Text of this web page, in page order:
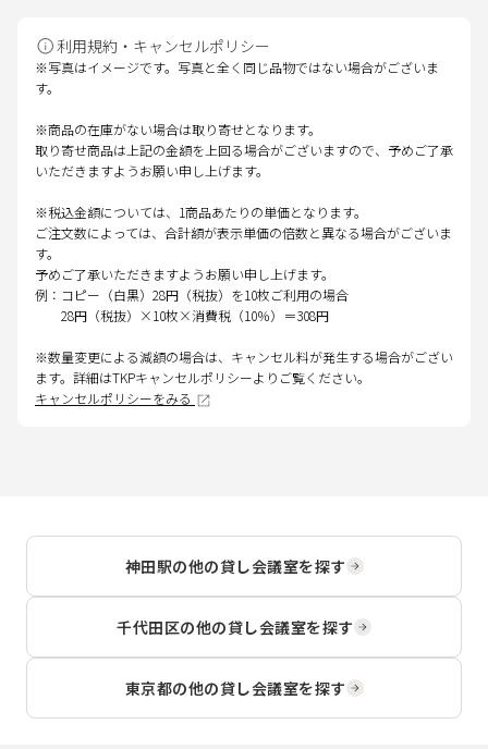
利用規約・キャンセルポリシー
※写真はイメージです。写真と全く同じ品物ではない場合がございま
す。
※商品の在庫がない場合は取り寄せとなります。
取り寄せ商品は上記の金額を上回る場合がございますので、予めご了承
いただきますようお願い申し上げます。
※税込金額については、1商品あたりの単価となります。
ご注文数によっては、合計額が表示単価の倍数と異なる場合がございま
す。
予めご了承いただきますようお願い申し上げます。
例：コピー（白黒）28円（税抜）を10枚ご利用の場合
28円（税抜）×10枚×消費税（10％）＝308円
※数量変更による減額の場合は、キャンセル料が発生する場合がござい
ます。詳細はTKPキャンセルポリシーよりご覧ください。
キャンセルポリシーをみる
神田駅の他の貸し会議室を探す
千代田区の他の貸し会議室を探す
東京都の他の貸し会議室を探す